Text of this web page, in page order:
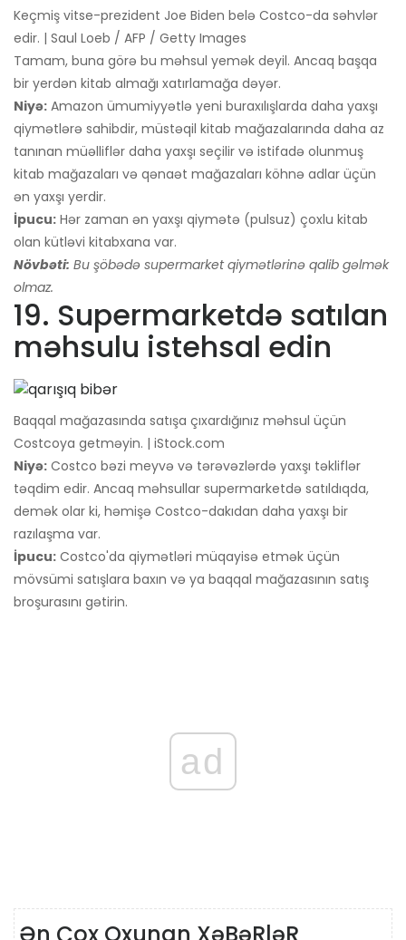
Keçmiş vitse-prezident Joe Biden belə Costco-da səhvlər
edir. | Saul Loeb / AFP / Getty Images
Tamam, buna görə bu məhsul yemək deyil. Ancaq başqa
bir yerdən kitab almağı xatırlamağa dəyər.
Niyə: Amazon ümumiyyətlə yeni buraxılışlarda daha yaxşı
qiymətlərə sahibdir, müstəqil kitab mağazalarında daha az
tanınan müəlliflər daha yaxşı seçilir və istifadə olunmuş
kitab mağazaları və qənaət mağazaları köhnə adlar üçün
ən yaxşı yerdir.
İpucu: Hər zaman ən yaxşı qiymətə (pulsuz) çoxlu kitab
olan kütləvi kitabxana var.
Növbəti: Bu şöbədə supermarket qiymətlərinə qalib gəlmək
olmaz.
19. Supermarketdə satılan
məhsulu istehsal edin
Baqqal mağazasında satışa çıxardığınız məhsul üçün
Costcoya getməyin. | iStock.com
Niyə: Costco bəzi meyvə və tərəvəzlərdə yaxşı təkliflər
təqdim edir. Ancaq məhsullar supermarketdə satıldıqda,
demək olar ki, həmişə Costco-dakıdan daha yaxşı bir
razılaşma var.
İpucu: Costco'da qiymətləri müqayisə etmək üçün
mövsümi satışlara baxın və ya baqqal mağazasının satış
broşurasını gətirin.
ad